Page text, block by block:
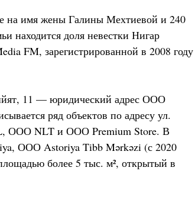
на имя жены Галины Мехтиевой и 240
находится доля невестки Нигар
FM, зарегистрированной в 2008 году
11 — юридический адрес ООО
ряд объектов по адресу ул.
ООО NLT и ООО Premium Store. В
ООО Astoriya Tibb Mərkəzi (с 2020
более 5 тыс. м², открытый в